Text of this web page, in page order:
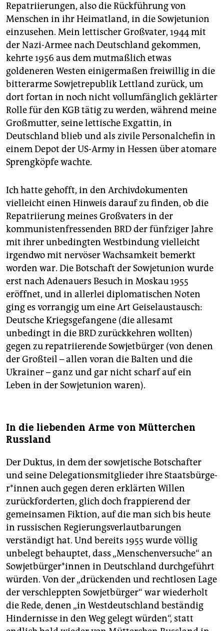
Repatriierungen, also die Rückführung von
Menschen in ihr Heimatland, in die Sowjetunion
einzusehen. Mein lettischer Großvater, 1944 mit
der Nazi-Armee nach Deutschland gekommen,
kehrte 1956 aus dem mutmaßlich etwas
goldeneren Westen einigermaßen freiwillig in die
bitterarme Sowjetrepublik Lettland zurück, um
dort fortan in noch nicht vollumfänglich geklärter
Rolle für den KGB tätig zu werden, während meine
Großmutter, seine lettische Exgattin, in
Deutschland blieb und als zivile Personalchefin in
einem Depot der US-Army in Hessen über atomare
Sprengköpfe wachte.
Ich hatte gehofft, in den Archivdokumenten
vielleicht einen Hinweis darauf zu finden, ob die
Repatriierung meines Großvaters in der
kommunistenfressenden BRD der fünfziger Jahre
mit ihrer unbedingten Westbindung vielleicht
irgendwo mit nervöser Wachsamkeit bemerkt
worden war. Die Botschaft der Sowjetunion wurde
erst nach Adenauers Besuch in Moskau 1955
eröffnet, und in allerlei diplomatischen Noten
ging es vorrangig um eine Art Geiselaustausch:
Deutsche Kriegsgefangene (die allesamt
unbedingt in die BRD zurückkehren wollten)
gegen zu repatriierende Sowjetbürger (von denen
der Großteil – allen voran die Balten und die
Ukrainer – ganz und gar nicht scharf auf ein
Leben in der Sowjetunion waren).
In die liebenden Arme von Mütterchen
Russland
Der Duktus, in dem der sowjetische Botschafter
und seine Delegationsmitglieder ihre Staats­bür­ge­
r*in­nen auch gegen deren erklärten Willen
zurückforderten, glich doch frappierend der
gemeinsamen Fiktion, auf die man sich bis heute
in russischen Regierungsverlautbarungen
verständigt hat. Und bereits 1955 wurde völlig
unbelegt behauptet, dass „Menschenversuche“ an
So­wjet­bür­ge­r*in­nen in Deutschland durchgeführt
würden. Von der „drückenden und rechtlosen Lage
der verschleppten Sow­jetbürger“ war wiederholt
die Rede, denen „in Westdeutschland beständig
Hindernisse in den Weg gelegt würden“, statt